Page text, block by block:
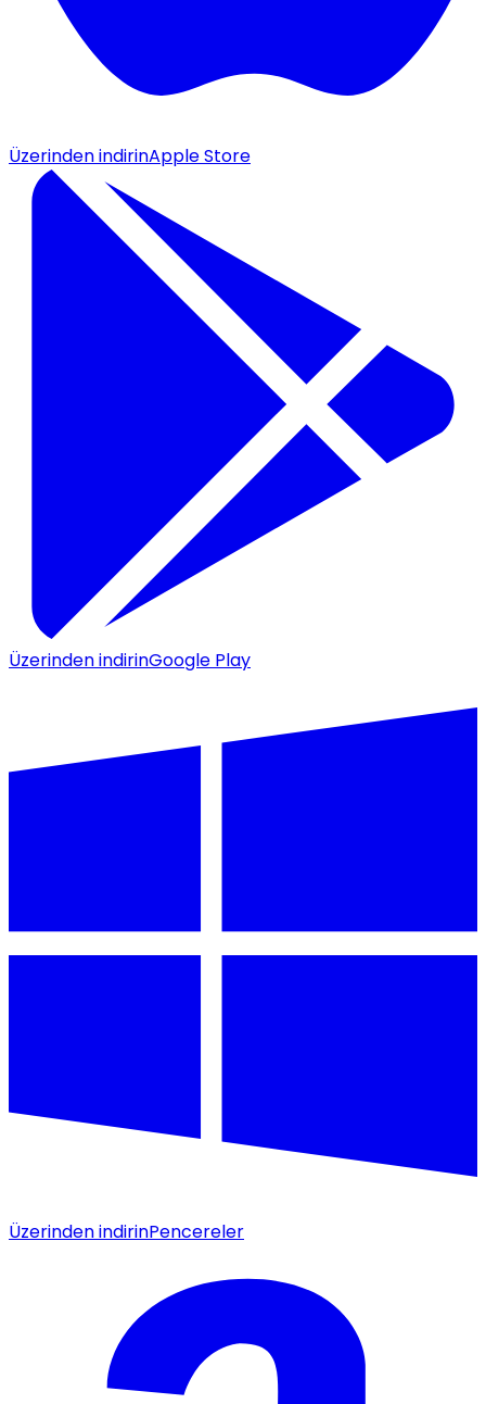
Üzerinden indirinApple Store
Üzerinden indirinGoogle Play
Üzerinden indirinPencereler